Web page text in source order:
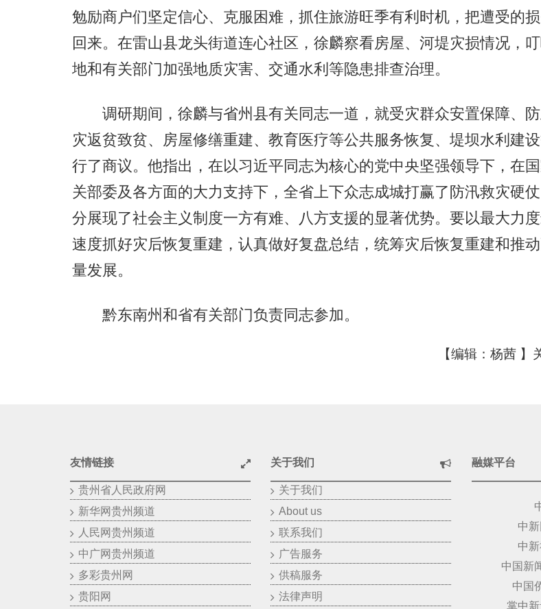
勉励商户们坚定信心、克服困难，抓住旅游旺季有利时机，把遭受的
回来。在雷山县龙头街道连心社区，徐麟察看房屋、河堤灾损情况，
地和有关部门加强地质灾害、交通水利等隐患排查治理。
调研期间，徐麟与省州县有关同志一道，就受灾群众安置保障、防
灾返贫致贫、房屋修缮重建、教育医疗等公共服务恢复、堤坝水利建
行了商议。他指出，在以习近平同志为核心的党中央坚强领导下，在
关部委及各方面的大力支持下，全省上下众志成城打赢了防汛救灾硬
分展现了社会主义制度一方有难、八方支援的显著优势。要以最大力
速度抓好灾后恢复重建，认真做好复盘总结，统筹灾后恢复重建和推
量发展。
黔东南州和省有关部门负责同志参加。
【编辑：杨茜 】
友情链接
贵州省人民政府网
新华网贵州频道
人民网贵州频道
中广网贵州频道
多彩贵州网
贵阳网
关于我们
关于我们
About us
联系我们
广告服务
供稿服务
法律声明
融媒平台
中
中
中国新
中国
掌中